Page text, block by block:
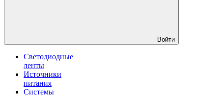
Войти
Светодиодные
ленты
Источники
питания
Системы